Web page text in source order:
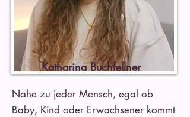
Katharina Buchfellner
Nahe zu jeder Mensch, egal ob
Baby, Kind oder Erwachsener kommt